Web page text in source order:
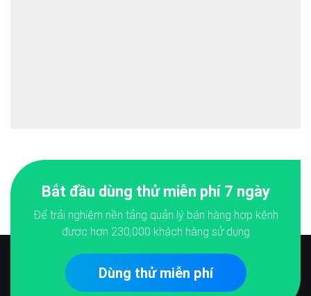
Bắt đầu dùng thử miễn phí 7 ngày
Để trải nghiệm nền tảng quản lý bán hàng hợp kênh
được hơn 230,000 khách hàng sử dụng
Dùng thử miễn phí